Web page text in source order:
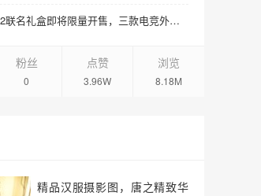
ROG×DOTA2联名礼盒即将限量开售，三款电竞外设致敬玩家青春记忆
粉丝
0
点赞
3.96W
浏览
8.18M
精品汉服摄影图，唐之精致华